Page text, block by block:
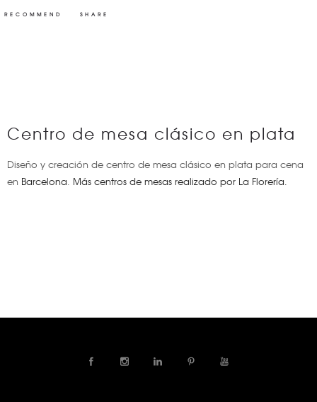
RECOMMEND SHARE
Centro de mesa clásico en plata
Diseño y creación de centro de mesa clásico en plata para cena
en Barcelona. Más centros de mesas realizado por La Florería.